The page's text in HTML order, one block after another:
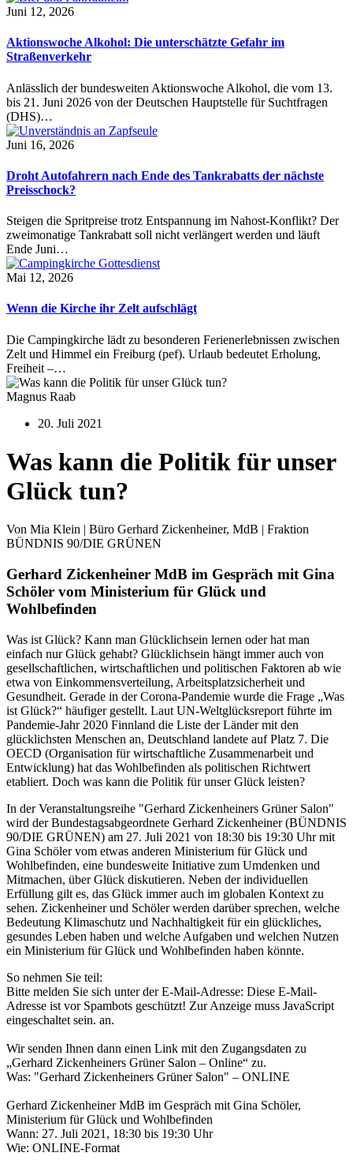
Juni 12, 2026
Aktionswoche Alkohol: Die unterschätzte Gefahr im
Straßenverkehr
Anlässlich der bundesweiten Aktionswoche Alkohol, die vom 13.
bis 21. Juni 2026 von der Deutschen Hauptstelle für Suchtfragen
(DHS)…
Juni 16, 2026
Droht Autofahrern nach Ende des Tankrabatts der nächste
Preisschock?
Steigen die Spritpreise trotz Entspannung im Nahost-Konflikt? Der
zweimonatige Tankrabatt soll nicht verlängert werden und läuft
Ende Juni…
Mai 12, 2026
Wenn die Kirche ihr Zelt aufschlägt
Die Campingkirche lädt zu besonderen Ferienerlebnissen zwischen
Zelt und Himmel ein Freiburg (pef). Urlaub bedeutet Erholung,
Freiheit –…
Magnus Raab
20. Juli 2021
Was kann die Politik für unser
Glück tun?
Von Mia Klein | Büro Gerhard Zickenheiner, MdB | Fraktion
BÜNDNIS 90/DIE GRÜNEN
Gerhard Zickenheiner MdB im Gespräch mit Gina
Schöler vom Ministerium für Glück und
Wohlbefinden
Was ist Glück? Kann man Glücklichsein lernen oder hat man
einfach nur Glück gehabt? Glücklichsein hängt immer auch von
gesellschaftlichen, wirtschaftlichen und politischen Faktoren ab wie
etwa von Einkommensverteilung, Arbeitsplatzsicherheit und
Gesundheit. Gerade in der Corona-Pandemie wurde die Frage „Was
ist Glück?“ häufiger gestellt. Laut UN-Weltglücksreport führte im
Pandemie-Jahr 2020 Finnland die Liste der Länder mit den
glücklichsten Menschen an, Deutschland landete auf Platz 7. Die
OECD (Organisation für wirtschaftliche Zusammenarbeit und
Entwicklung) hat das Wohlbefinden als politischen Richtwert
etabliert. Doch was kann die Politik für unser Glück leisten?
In der Veranstaltungsreihe "Gerhard Zickenheiners Grüner Salon"
wird der Bundestagsabgeordnete Gerhard Zickenheiner (BÜNDNIS
90/DIE GRÜNEN) am 27. Juli 2021 von 18:30 bis 19:30 Uhr mit
Gina Schöler vom etwas anderen Ministerium für Glück und
Wohlbefinden, eine bundesweite Initiative zum Umdenken und
Mitmachen, über Glück diskutieren. Neben der individuellen
Erfüllung gilt es, das Glück immer auch im globalen Kontext zu
sehen. Zickenheiner und Schöler werden darüber sprechen, welche
Bedeutung Klimaschutz und Nachhaltigkeit für ein glückliches,
gesundes Leben haben und welche Aufgaben und welchen Nutzen
ein Ministerium für Glück und Wohlbefinden haben könnte.
So nehmen Sie teil:
Bitte melden Sie sich unter der E-Mail-Adresse: Diese E-Mail-
Adresse ist vor Spambots geschützt! Zur Anzeige muss JavaScript
eingeschaltet sein. an.
Wir senden Ihnen dann einen Link mit den Zugangsdaten zu
„Gerhard Zickenheiners Grüner Salon – Online“ zu.
Was: "Gerhard Zickenheiners Grüner Salon" – ONLINE
Gerhard Zickenheiner MdB im Gespräch mit Gina Schöler,
Ministerium für Glück und Wohlbefinden
Wann: 27. Juli 2021, 18:30 bis 19:30 Uhr
Wie: ONLINE-Format